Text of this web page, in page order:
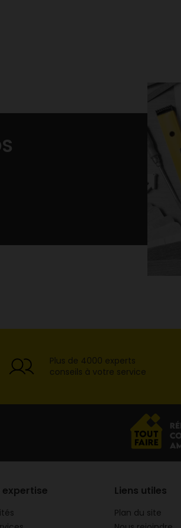
Plus de 4000 experts
conseils à votre service
expertise Liens utiles
Plan du site